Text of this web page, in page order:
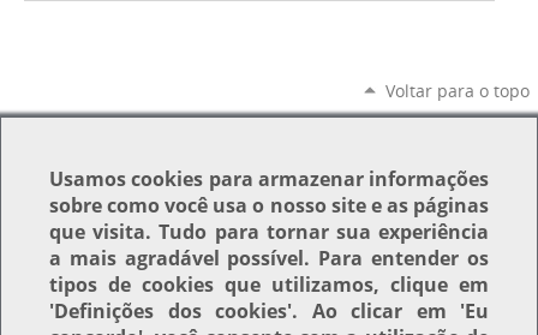
Voltar para o topo
Usamoscookies para armazenar informações
sobre como você usa o nosso site e as páginas
que visita. Tudo para tornar sua experiência
a mais agradável possível. Para entender os
tipos de cookies que utilizamos, clique em
'Definições dos cookies'. Ao clicar em 'Eu